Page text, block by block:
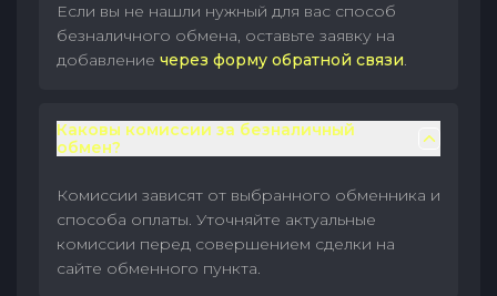
Если вы не нашли нужный для вас способ
безналичного обмена, оставьте заявку на
добавление через форму обратной связи.
Каковы комиссии за безналичный
обмен?
Комиссии зависят от выбранного обменника и
способа оплаты. Уточняйте актуальные
комиссии перед совершением сделки на
сайте обменного пункта.